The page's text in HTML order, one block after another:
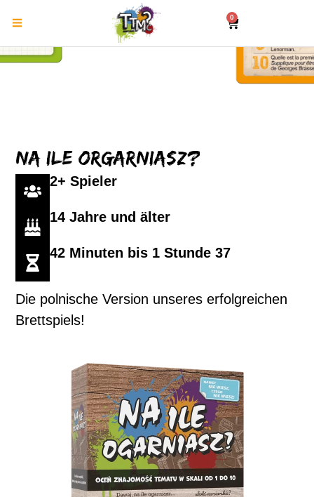
0
Na ile orgarniasz?
2+ Spieler
14 Jahre und älter
42 Minuten bis 1 Stunde 37
Die polnische Version unseres erfolgreichen
Brettspiels!